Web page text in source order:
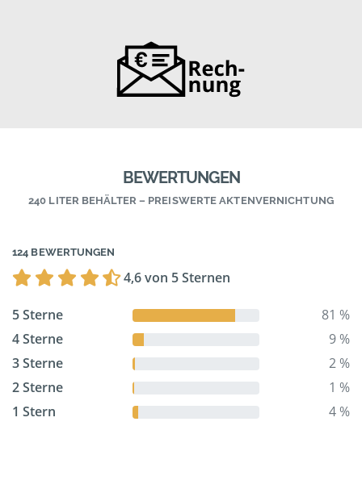
BEWERTUNGEN
240 LITER BEHÄLTER – PREISWERTE AKTENVERNICHTUNG
124 BEWERTUNGEN
4,6 von 5 Sternen
5 Sterne
81 %
4 Sterne
9 %
3 Sterne
2 %
2 Sterne
1 %
1 Stern
4 %